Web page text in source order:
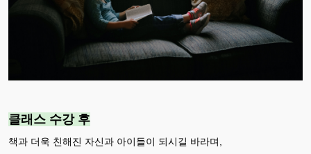
클래스 수강 후
책과 더욱 친해진 자신과 아이들이 되시길 바라며,